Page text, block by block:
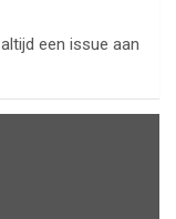
een issue aan